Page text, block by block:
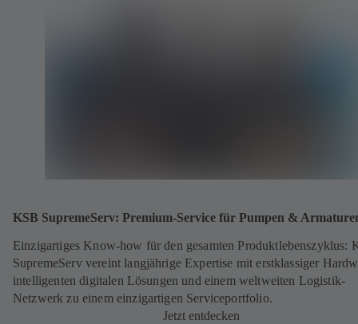
KSB SupremeServ: Premium-Service für Pumpen &
Einzigartiges Know-how für den gesamten Produktlebenszyklus:
SupremeServ vereint langjährige Expertise mit erstklassiger
intelligenten digitalen Lösungen und einem weltweiten Logistik-
Netzwerk zu einem einzigartigen Serviceportfolio.
Jetzt entdecken